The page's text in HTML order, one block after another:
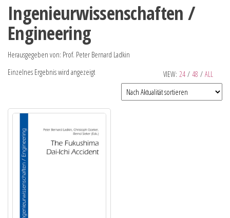
Ingenieurwissenschaften /
Engineering
Herausgegeben von: Prof. Peter Bernard Ladkin
VIEW: 24 / 48 / ALL
Einzelnes Ergebnis wird angezeigt